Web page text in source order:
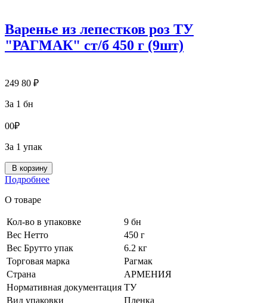
Варенье из лепестков роз ТУ
"РАГМАК" ст/б 450 г (9шт)
249 80 ₽
За 1 бн
00₽
За 1 упак
В корзину
Подробнее
О товаре
Кол-во в упаковке
9 бн
Вес Нетто
450 г
Вес Брутто упак
6.2 кг
Торговая марка
Рагмак
Страна
АРМЕНИЯ
Нормативная документация ТУ
Вид упаковки
Пленка